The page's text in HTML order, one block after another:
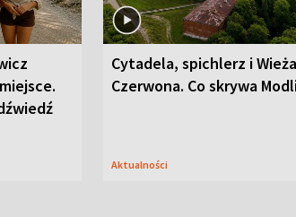
Cytadela, spichlerz i Wieża
Czerwona. Co skrywa
Aktualności